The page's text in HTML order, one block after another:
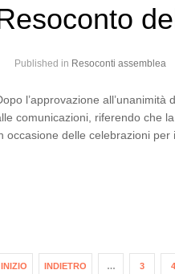
Published in Resoconti assemblea
l’approvazione
comunicazioni, riferendo che
occasione delle celebrazioni per
INIZIO INDIETRO … 3 4